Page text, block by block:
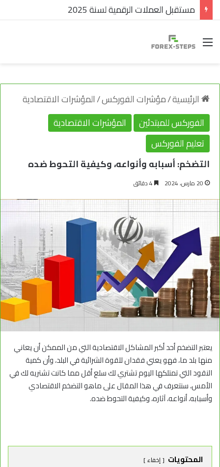
مستقبل العملات الرقمية لسنة 2025
القائمة
الرئيسية/مؤشرات الفوركس/المؤشرات الاقتصادية
الفوركس للمبتدئين
المؤشرات الاقتصادية
تعليم الفوركس
التضخم: أسبابه وأنواعه، وكيفية التحوط ضده
20 مارس، 2024
يعتبر التضخم أحد أكبر المشاكل الاقتصادية التي من الممكن أن يعاني
منها بلد ما، فهو يعني فقدان للقوة الشرائية في البلد، وأن كمية
النقود التي تمتلكها اليوم تشتري لك سلع أقل مما كانت تشتريه لك في
الأمس، سنتعرف في هذا المقال على ماهو التضخم الاقتصادي
وأسبابه، أنواعه، آثاره، وكيفية التحوط ضده.
المحتويات إخفاء